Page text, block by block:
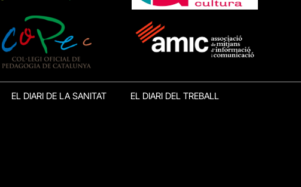
EL DIARI DE LA SANITAT EL DIARI DEL TREBALL